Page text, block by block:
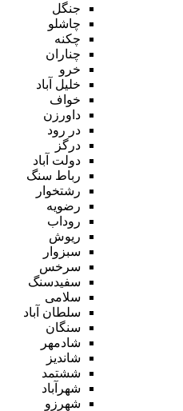
جنگل
چاشلو
چکنه
چناران
خرو
خلیل آباد
خواف
داورزن
در رود
درگز
دولت آباد
رباط سنگ
رشتخوار
رضویه
روداب
ریوش
سبزوار
سرخس
سفیدسنگ
سلامی
سلطان آباد
سنگان
شادمهر
شاندیز
ششتمد
شهرآباد
شهرزو